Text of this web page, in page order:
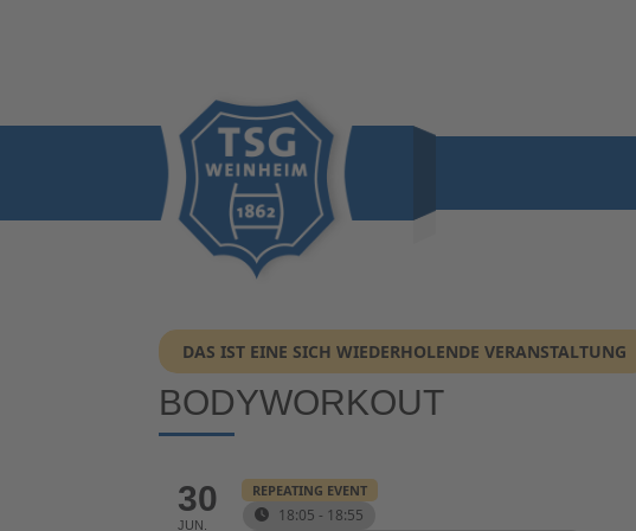
DAS IST EINE SICH WIEDERHOLENDE VERANSTALTUNG
BODYWORKOUT
30
JUN.
REPEATING EVENT
18:05 - 18:55